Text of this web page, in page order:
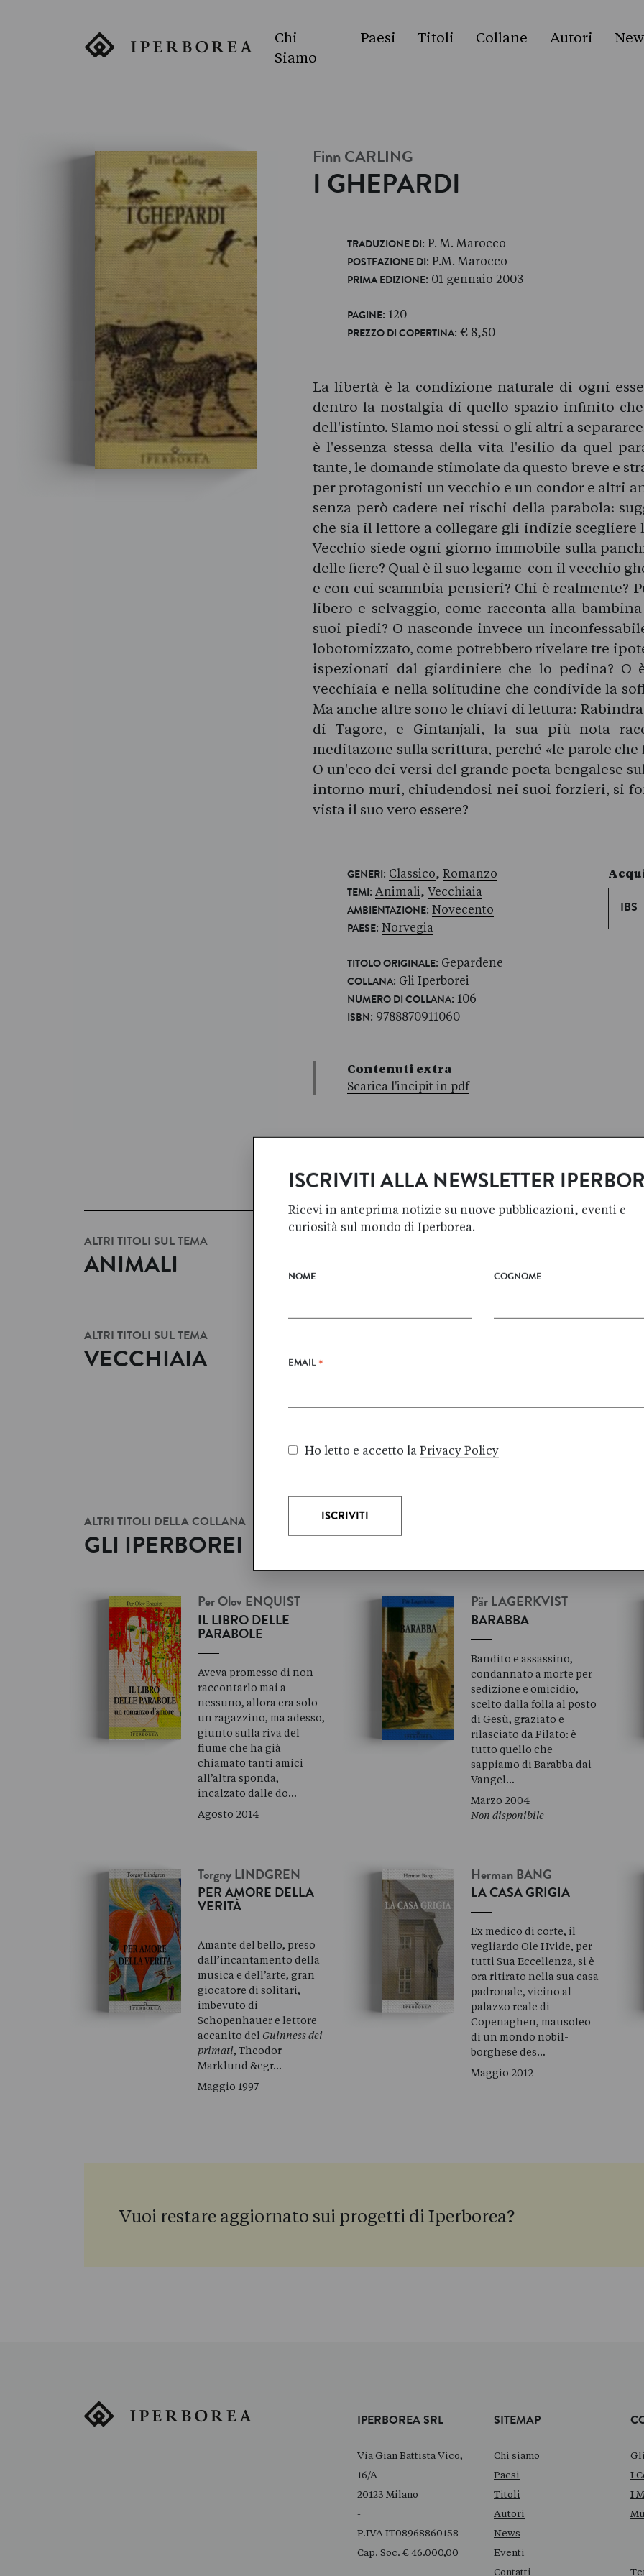
Chi
Siamo
Paesi Titoli Collane Autori
Finn CARLING
I GHEPARDI
TRADUZIONE DI: P. M. Marocco
POSTFAZIONE DI: P.M. Marocco
PRIMA EDIZIONE: 01 gennaio 2003
PAGINE: 120
PREZZO DI COPERTINA: € 8,50
La libertà è la condizione naturale di ogni
dentro la nostalgia di quello spazio infinito
dell'istinto. SIamo noi stessi o gli altri a
è l'essenza stessa della vita l'esilio da quel
tante, le domande stimolate da questo breve e
per protagonisti un vecchio e un condor e altri
senza però cadere nei rischi della parabola:
che sia il lettore a collegare gli indizie
Vecchio siede ogni giorno immobile sulla
delle fiere? Qual è il suo legame con il vecchio
e con cui scamnbia pensieri? Chi è realmente?
libero e selvaggio, come racconta alla
suoi piedi? O nasconde invece un
lobotomizzato, come potrebbero rivelare tre
ispezionati dal giardiniere che lo pedina?
vecchiaia e nella solitudine che condivide la
Ma anche altre sono le chiavi di lettura:
di Tagore, e Gintanjali, la sua più nota
meditazone sulla scrittura, perché «le parole
O un'eco dei versi del grande poeta bengalese
intorno muri, chiudendosi nei suoi forzieri, si
vista il suo vero essere?
GENERI: Classico, Romanzo
TEMI: Animali, Vecchiaia
AMBIENTAZIONE: Novecento
PAESE: Norvegia
TITOLO ORIGINALE: Gepardene
COLLANA: Gli Iperborei
NUMERO DI COLLANA: 106
ISBN: 9788870911060
Contenuti extra
Scarica l'incipit in pdf
IBS
ALTRI TITOLI SUL TEMA
ANIMALI
ALTRI TITOLI SUL TEMA
VECCHIAIA
ALTRI TITOLI DELLA COLLANA
GLI IPERBOREI
Per Olov ENQUIST
IL LIBRO DELLE
PARABOLE
Aveva promesso di non
raccontarlo mai a
nessuno, allora era solo
un ragazzino, ma adesso,
giunto sulla riva del
fiume che ha già
chiamato tanti amici
all’altra sponda,
incalzato dalle do…
Agosto 2014
Pär LAGERKVIST
BARABBA
Bandito e assassino,
condannato a morte per
sedizione e omicidio,
scelto dalla folla al posto
di Gesù, graziato e
rilasciato da Pilato: è
tutto quello che
sappiamo di Barabba dai
Vangel…
Marzo 2004
Non disponibile
Torgny LINDGREN
PER AMORE DELLA
VERITÀ
Amante del bello, preso
dall’incantamento della
musica e dell’arte, gran
giocatore di solitari,
imbevuto di
Schopenhauer e lettore
accanito del Guinness dei
primati, Theodor
Marklund &egr…
Maggio 1997
Herman BANG
LA CASA GRIGIA
Ex medico di corte, il
vegliardo Ole Hvide, per
tutti Sua Eccellenza, si è
ora ritirato nella sua casa
padronale, vicino al
palazzo reale di
Copenaghen, mausoleo
di un mondo nobil-
borghese des…
Maggio 2012
Vuoi restare aggiornato sui progetti di Iperborea?
IPERBOREA SRL
Via Gian Battista Vico,
16/A
20123 Milano
-
P.IVA IT08968860158
Cap. Soc. € 46.000,00
SITEMAP
Chi siamo
Paesi
Titoli
Autori
News
Eventi
Contatti
I
I
ISCRIVITI ALLA NEWSLETTER
Ricevi in anteprima notizie su nuove pubblicazioni, eventi e
curiosità sul mondo di Iperborea.
NOME COGNOME
EMAIL *
Ho letto e accetto la Privacy Policy